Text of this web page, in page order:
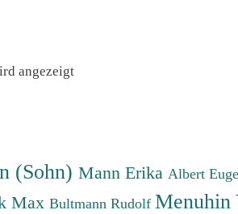
angezeigt
(Sohn)Mann Erika Albert
Max Bultmann Rudolf Menuhin